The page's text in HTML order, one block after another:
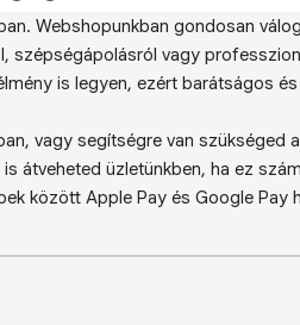
Webshopunkban gondosan
szépségápolásról vagy
is legyen, ezért barátságos
vagy segítségre van szükséged
átveheted üzletünkben, ha ez
között Apple Pay és Google Pay